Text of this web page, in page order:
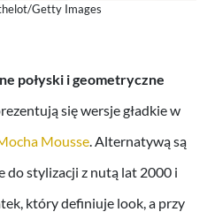
Getty Images
połyski i geometryczne
się wersje gładkie w
Mousse . Alternatywą są
do stylizacji z nutą lat 2000 i
który definiuje look, a przy